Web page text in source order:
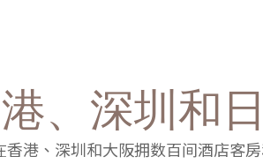
、深圳和
港、深圳和大阪拥数百间酒店客